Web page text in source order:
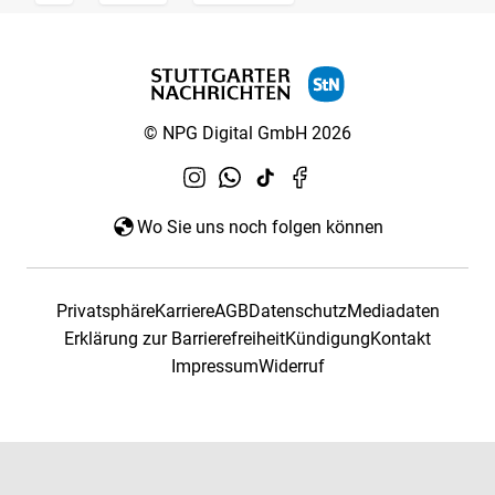
© NPG Digital GmbH 2026
Wo Sie uns noch folgen können
PrivatsphäreKarriereAGBDatenschutzMediadaten
Erklärung zur BarrierefreiheitKündigungKontakt
ImpressumWiderruf